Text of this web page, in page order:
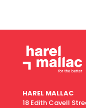
HAREL MALLAC
18 Edith Cavell